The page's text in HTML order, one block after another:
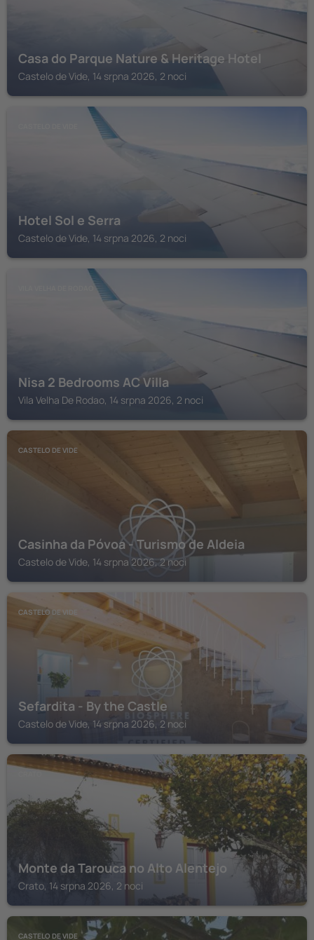
Casa do Parque Nature & Heritage Hotel
Castelo de Vide, 14 srpna 2026, 2 noci
Hotel Sol e Serra
Castelo de Vide, 14 srpna 2026, 2 noci
Nisa 2 Bedrooms AC Villa
Vila Velha De Rodao, 14 srpna 2026, 2 noci
CASTELO DE VIDE
Casinha da Póvoa - Turismo de Aldeia
Castelo de Vide, 14 srpna 2026, 2 noci
CASTELO DE VIDE
Sefardita - By the Castle
Castelo de Vide, 14 srpna 2026, 2 noci
Monte da Tarouca no Alto Alentejo
Crato, 14 srpna 2026, 2 noci
CASTELO DE VIDE